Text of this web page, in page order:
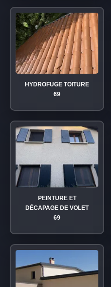
HYDROFUGE TOITURE
69
PEINTURE ET
DÉCAPAGE DE VOLET
69